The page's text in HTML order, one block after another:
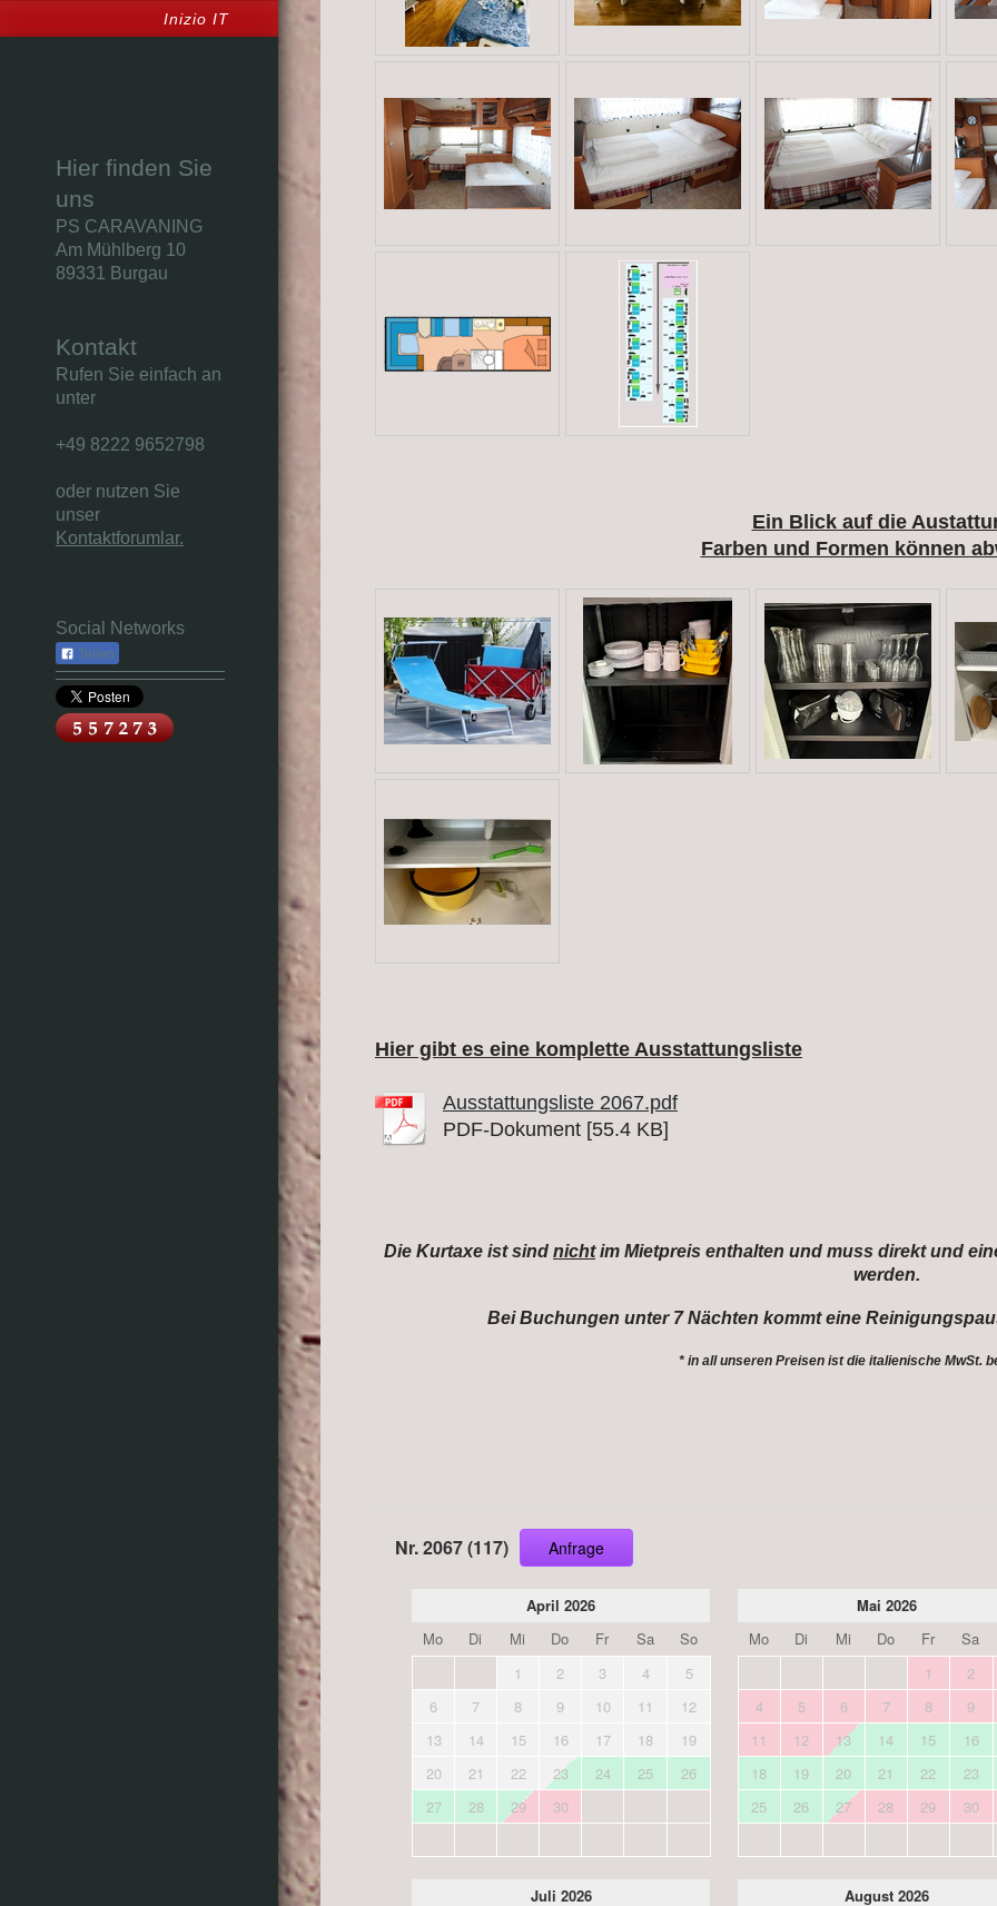
Inizio IT
Hier finden Sie
uns
PS CARAVANING
Am Mühlberg 10
89331
Burgau
Kontakt
Rufen Sie einfach an
unter
+49 8222 9652798
oder nutzen Sie
unser
Kontaktforumlar.
Social Networks
Teilen
Ein Blick auf die
Farben und Formen können
Hier gibt es eine komplette Ausstattungsliste
Ausstattungsliste 2067.pdf
PDF-Dokument [55.4 KB]
Die Kurtaxe ist sind nichtim Mietpreis enthalten und muss direkt und
werden.
Bei Buchungen unter 7 Nächten kommt eine
* in all unseren Preisen ist die italienische MwSt.